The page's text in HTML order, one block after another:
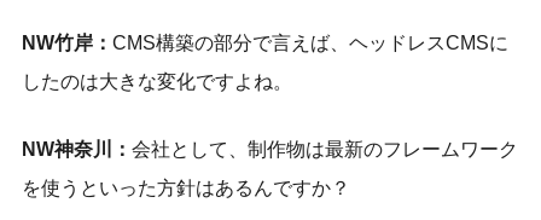
NW竹岸： CMS構築の部分で言えば、ヘッドレスCMSに
したのは大きな変化ですよね。
NW神奈川： 会社として、制作物は最新のフレームワーク
を使うといった方針はあるんですか？